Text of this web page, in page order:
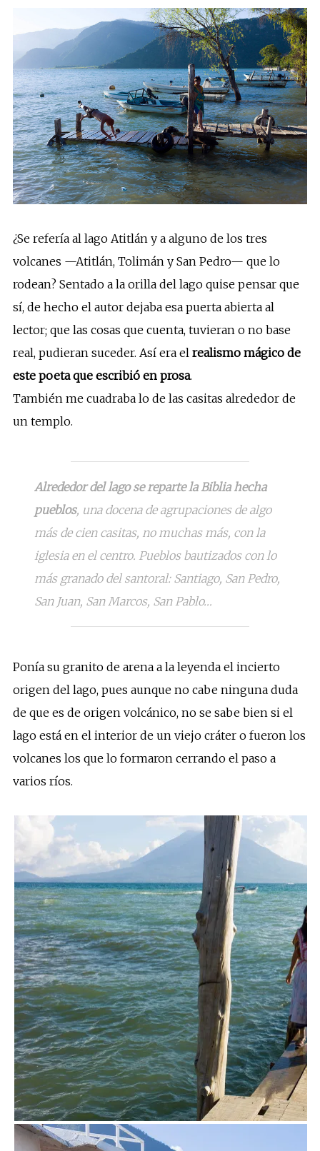
¿Se refería al lago Atitlán y a alguno de los tres
volcanes —Atitlán, Tolimán y San Pedro— que lo
rodean? Sentado a la orilla del lago quise pensar que
sí, de hecho el autor dejaba esa puerta abierta al
lector; que las cosas que cuenta, tuvieran o no base
real, pudieran suceder. Así era el realismo mágico de
este poeta que escribió en prosa.
También me cuadraba lo de las casitas alrededor de
un templo.
Alrededor del lago se reparte la Biblia hecha
pueblos, una docena de agrupaciones de algo
más de cien casitas, no muchas más, con la
iglesia en el centro. Pueblos bautizados con lo
más granado del santoral: Santiago, San Pedro,
San Juan, San Marcos, San Pablo…
Ponía su granito de arena a la leyenda el incierto
origen del lago, pues aunque no cabe ninguna duda
de que es de origen volcánico, no se sabe bien si el
lago está en el interior de un viejo cráter o fueron los
volcanes los que lo formaron cerrando el paso a
varios ríos.